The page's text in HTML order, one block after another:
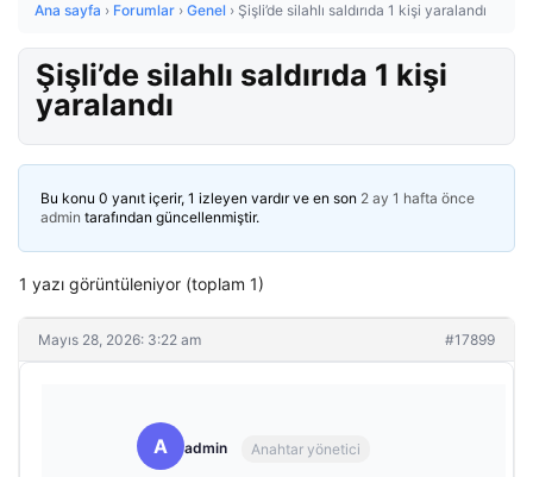
Ana sayfa › Forumlar › Genel › Şişli’de silahlı saldırıda 1 kişi yaralandı
Şişli’de silahlı saldırıda 1 kişi
yaralandı
Bu konu 0 yanıt içerir, 1 izleyen vardır ve en son 2 ay 1 hafta önce
admin tarafından güncellenmiştir.
1 yazı görüntüleniyor (toplam 1)
Mayıs 28, 2026: 3:22 am #17899
A admin Anahtar yönetici